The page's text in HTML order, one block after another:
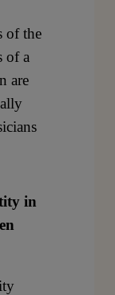
of the
of a
are
in